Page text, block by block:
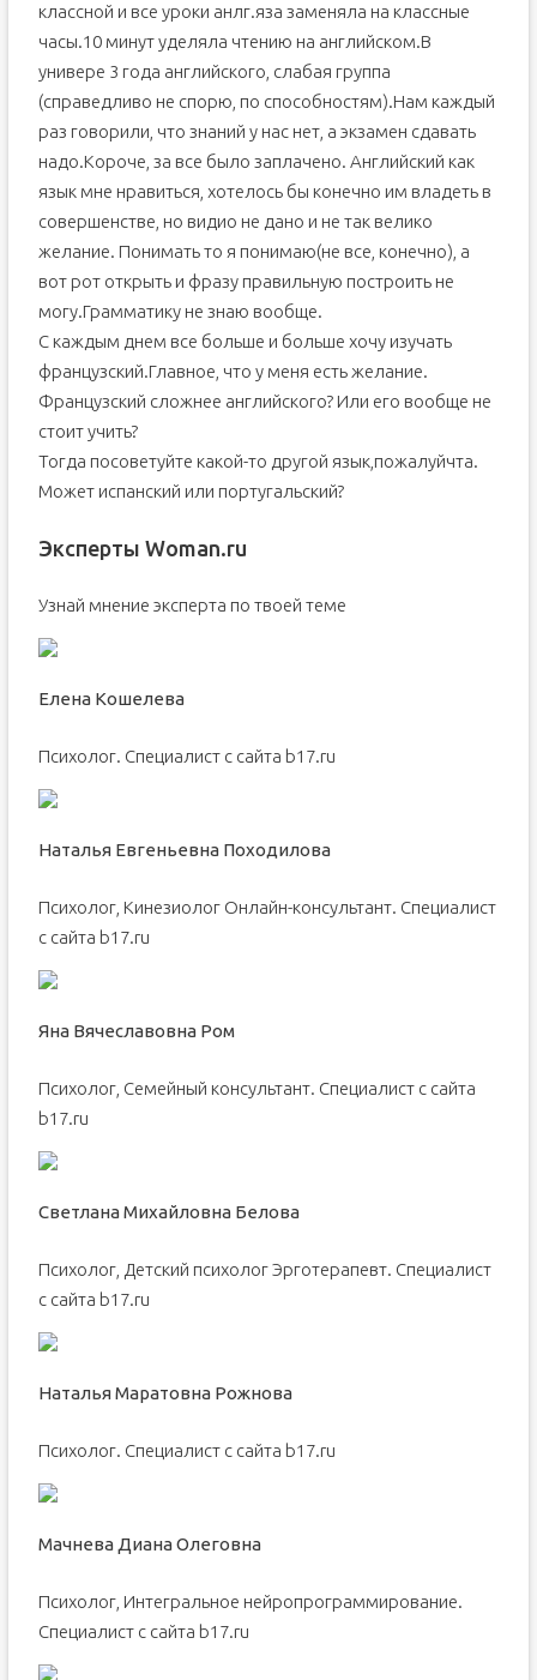
классной и все уроки анлг.яза заменяла на классные
часы.10 минут уделяла чтению на английском.В
универе 3 года английского, слабая группа
(справедливо не спорю, по способностям).Нам каждый
раз говорили, что знаний у нас нет, а экзамен сдавать
надо.Короче, за все было заплачено. Английский как
язык мне нравиться, хотелось бы конечно им владеть в
совершенстве, но видио не дано и не так велико
желание. Понимать то я понимаю(не все, конечно), а
вот рот открыть и фразу правильную построить не
могу.Грамматику не знаю вообще.
С каждым днем все больше и больше хочу изучать
французский.Главное, что у меня есть желание.
Французский сложнее английского? Или его вообще не
стоит учить?
Тогда посоветуйте какой-то другой язык,пожалуйчта.
Может испанский или португальский?
Эксперты Woman.ru
Узнай мнение эксперта по твоей теме
Елена Кошелева
Психолог. Специалист с сайта b17.ru
Наталья Евгеньевна Походилова
Психолог, Кинезиолог Онлайн-консультант. Специалист
с сайта b17.ru
Яна Вячеславовна Ром
Психолог, Семейный консультант. Специалист с сайта
b17.ru
Светлана Михайловна Белова
Психолог, Детский психолог Эрготерапевт. Специалист
с сайта b17.ru
Наталья Маратовна Рожнова
Психолог. Специалист с сайта b17.ru
Мачнева Диана Олеговна
Психолог, Интегральное нейропрограммирование.
Специалист с сайта b17.ru